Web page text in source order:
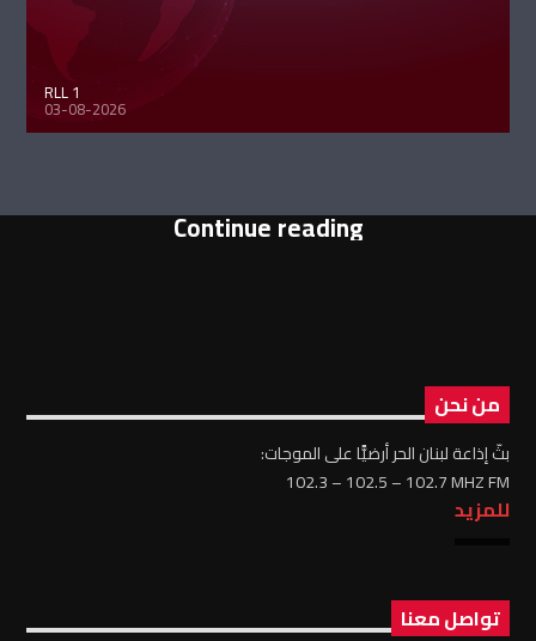
RLL 1
03-08-2026
Continue reading
من نحن
بثّ إذاعة لبنان الحر أرضيًّا على الموجات:
102.3 – 102.5 – 102.7 MHZ FM
للمزيد
تواصل معنا